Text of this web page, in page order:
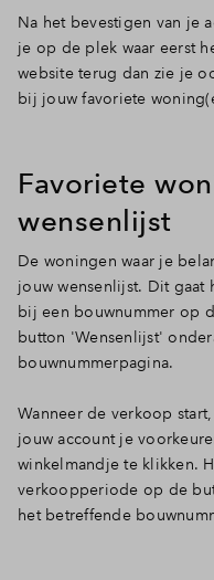
Na het bevestigen van je
je op de plek waar eerst
website terug dan zie je
bij jouw favoriete
Favoriete
wensenlijst
De woningen waar je
jouw wensenlijst. Dit
bij een bouwnummer op
button 'Wensenlijst'
bouwnummerpagina.
Wanneer de verkoop
jouw account je
winkelmandje te klikken.
verkoopperiode op de
het betreffende